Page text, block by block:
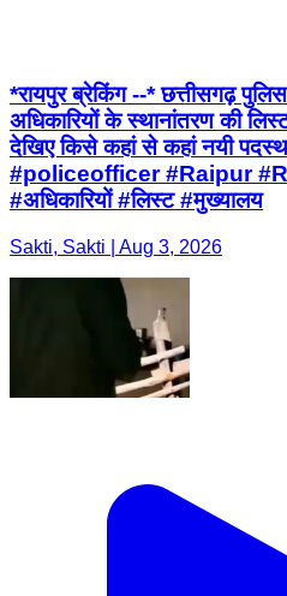
*रायपुर ब्रेकिंग --* छत्तीसगढ़
अधिकारियों के स्थानांतरण की
देखिए किसे कहां से कहां नयी
#policeofficer #Raipur
#अधिकारियों #लिस्ट #मुख्यालय
Sakti, Sakti | Aug 3, 2026